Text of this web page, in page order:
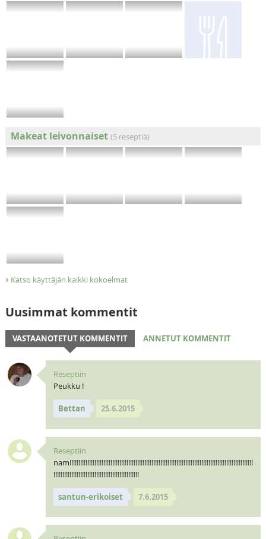
Makeat leivonnaiset (5 reseptiä)
› Katso käyttäjän kaikki kokoelmat
Uusimmat kommentit
VASTAANOTETUT KOMMENTIT ANNETUT KOMMENTIT
Reseptiin
Peukku !
Bettan 25.6.2015
Reseptiin
nam!!!!!!!!!!!!!!!!!!!!!!!!!!!!!!!!!!!!!!!!!!!!!!!!!!!!!!!!!!!!!!!!!!!!!!!!!!!!!!!!!!!!!!!!!!!!!!!!!!!!!!!
!!!!!!!!!!!!!!!!!!!!!!!!!!!!!!!!!!!!!!!!!!!!!!!!
santun-erikoiset 7.6.2015